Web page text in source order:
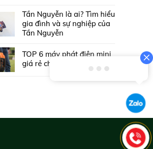
Tần Nguyễn là ai? Tìm hiểu
gia đình và sự nghiệp của
Tần Nguyễn
TOP 6 máy phát điện mini
giá rẻ chỉ từ 2 triệu đồng